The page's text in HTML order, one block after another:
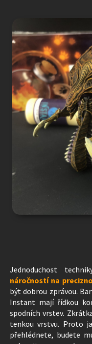
Jednoduchost
náročností na
být dobrou zprávou.
Instant mají řídkou
spodních vrstev.
tenkou vrstvu. Proto
přehlédnete, budete